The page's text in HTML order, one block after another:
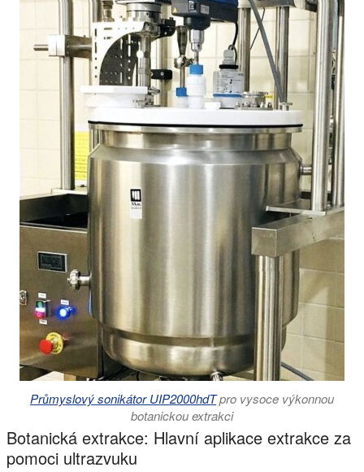
Průmyslový sonikátor UIP2000hdTpro vysoce výkonnou
botanickou extrakci
Botanická extrakce: Hlavní aplikace extrakce za
pomoci ultrazvuku